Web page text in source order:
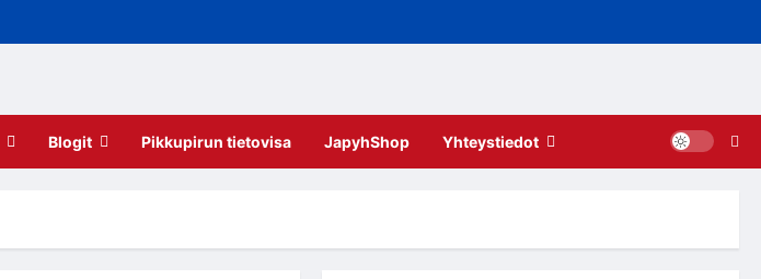
Blogit Pikkupirun tietovisa JapyhShop Yhteystiedot